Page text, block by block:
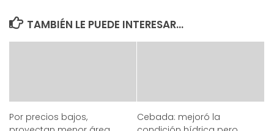
TAMBIÉN LE PUEDE INTERESAR...
Por precios bajos,
Cebada: mejoró la